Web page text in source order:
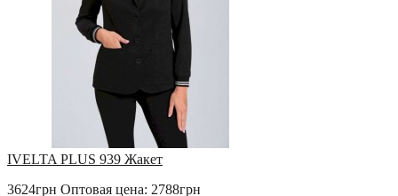
IVELTA PLUS 939 Жакет
3624грн Оптовая цена: 2788грн